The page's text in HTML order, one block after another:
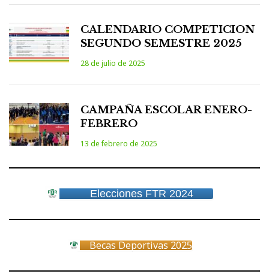
CALENDARIO COMPETICION
SEGUNDO SEMESTRE 2025
28 de julio de 2025
CAMPAÑA ESCOLAR ENERO-
FEBRERO
13 de febrero de 2025
Elecciones FTR 2024
Becas Deportivas 2025